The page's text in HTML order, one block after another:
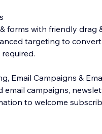
forms with friendly drag
targeting to convert
Email Campaigns &
email campaigns,
to welcome